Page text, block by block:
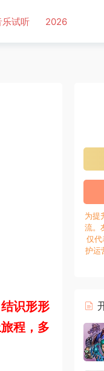
乐试听 2026
识形形
程，多
为提
流。
仅代
护运